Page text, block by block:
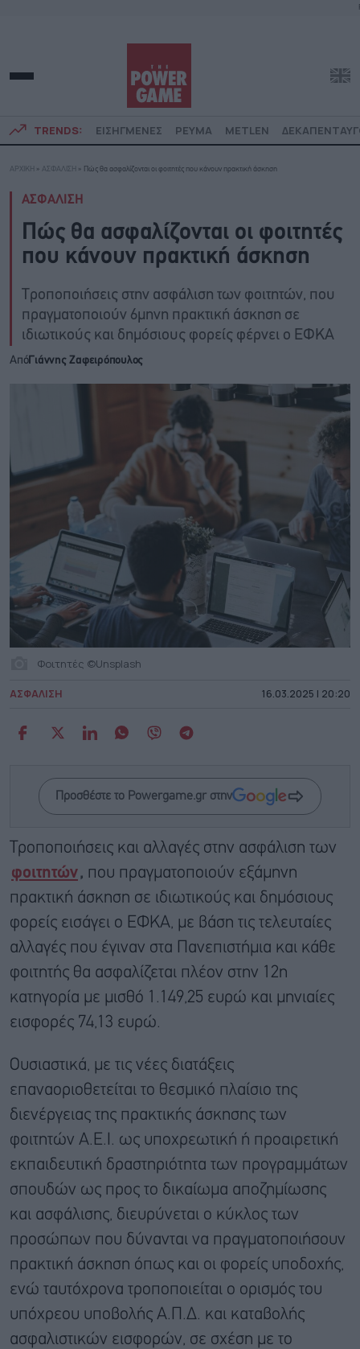
TRENDS: ΕΙΣΗΓΜΕΝΕΣ ΡΕΥΜΑ METLEN
ΑΡΧΙΚΗ » ΑΣΦΑΛΙΣΗ » Πώς θα ασφαλίζονται οι φοιτητές που κάνουν πρακτική άσκηση
ΑΣΦΑΛΙΣΗ
Πώς θα ασφαλίζονται οι φοιτητές
που κάνουν πρακτική άσκηση
Τροποποιήσεις στην ασφάλιση των φοιτητών, που
πραγματοποιούν 6μηνη πρακτική άσκηση σε
ιδιωτικούς και δημόσιους φορείς φέρνει ο ΕΦΚΑ
ΑπόΓιάννης Ζαφειρόπουλος
Φοιτητές ©Unsplash
ΑΣΦΑΛΙΣΗ 16.03.2025 | 20:20
Προσθέστε το Powergame.gr στην
Τροποποιήσεις και αλλαγές στην ασφάλιση των
φοιτητών, που πραγματοποιούν εξάμηνη
πρακτική άσκηση σε ιδιωτικούς και δημόσιους
φορείς εισάγει ο ΕΦΚΑ, με βάση τις τελευταίες
αλλαγές που έγιναν στα Πανεπιστήμια και κάθε
φοιτητής θα ασφαλίζεται πλέον στην 12η
κατηγορία με μισθό 1.149,25 ευρώ και μηνιαίες
εισφορές 74,13 ευρώ.
Ουσιαστικά, με τις νέες διατάξεις
επαναοριοθετείται το θεσμικό πλαίσιο της
διενέργειας της πρακτικής άσκησης των
φοιτητών Α.Ε.Ι. ως υποχρεωτική ή προαιρετική
εκπαιδευτική δραστηριότητα των προγραμμάτων
σπουδών ως προς το δικαίωμα αποζημίωσης
και ασφάλισης, διευρύνεται ο κύκλος των
προσώπων που δύνανται να πραγματοποιήσουν
πρακτική άσκηση όπως και οι φορείς υποδοχής,
ενώ ταυτόχρονα τροποποιείται ο ορισμός του
υπόχρεου υποβολής Α.Π.Δ. και καταβολής
ασφαλιστικών εισφορών, σε σχέση με το